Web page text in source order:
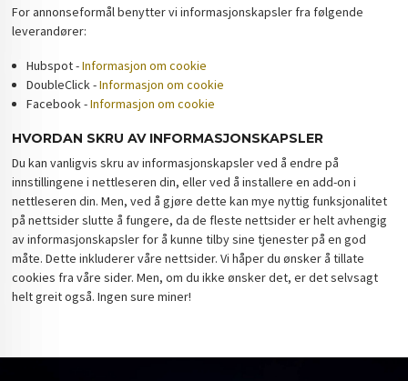
For annonseformål benytter vi informasjonskapsler fra følgende
leverandører:
Hubspot -Informasjon om cookie
DoubleClick -Informasjon om cookie
Facebook -Informasjon om cookie
HVORDAN SKRU AV INFORMASJONSKAPSLER
Du kan vanligvis skru av informasjonskapsler ved å endre på
innstillingene i nettleseren din, eller ved å installere en add-on i
nettleseren din. Men, ved å gjøre dette kan mye nyttig funksjonalitet
på nettsider slutte å fungere, da de fleste nettsider er helt avhengig
av informasjonskapsler for å kunne tilby sine tjenester på en god
måte. Dette inkluderer våre nettsider. Vi håper du ønsker å tillate
cookies fra våre sider. Men, om du ikke ønsker det, er det selvsagt
helt greit også. Ingen sure miner!